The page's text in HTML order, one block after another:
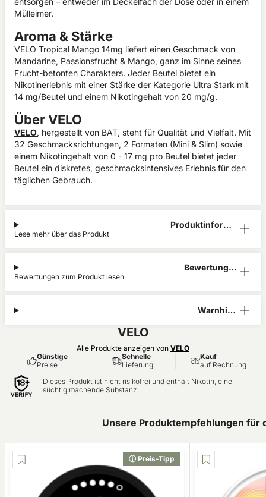
Mülleimer.
Aroma & Stärke
VELO Tropical Mango 14mg liefert einen Geschmack von
Mandarine, Passionsfrucht & Mango, ganz im Sinne seines
Frucht-betonten Charakters. Jeder Beutel bietet ein
Nikotinerlebnis mit einer Stärke der Kategorie Ultra Stark mit
14 mg/Beutel und einem Nikotingehalt von 20 mg/g.
Über VELO
VELO, hergestellt von BAT, steht für Qualität und Vielfalt. Mit
32 Geschmacksrichtungen, 2 Formaten (Mini & Slim) sowie
einem Nikotingehalt von 0 - 17 mg pro Beutel bietet jeder
Beutel ein diskretes, geschmacksintensives Erlebnis für den
täglichen Gebrauch.
Produktinform
Lese mehr über das Produkt
Bewertunge
Bewertungen zum Produkt lesen
Warnhinw
VELO
Alle Produkte anzeigen von VELO
Günstige
Preise
Schnelle
Lieferung
Kauf
auf Rechnung
Dieses Produkt ist nicht risikofrei und enthält Nikotin, eine
süchtig machende Substanz.
Unsere Produktempfehlungen für
ⓘ Preis-Tipp